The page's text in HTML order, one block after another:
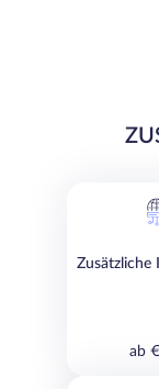
Zusätzliche
ab